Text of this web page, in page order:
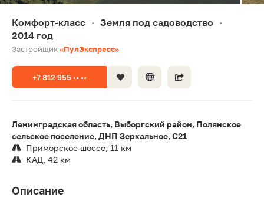
Комфорт-класс • Земля под садоводство •
2014 год
Застройщик«ПулЭкспресс»
+7 812 955 •• ••
Ленинградская область, Выборгский район, Полянское
сельское поселение, ДНП Зеркальное, C21
Приморское шоссе, 11 км
КАД, 42 км
Описание